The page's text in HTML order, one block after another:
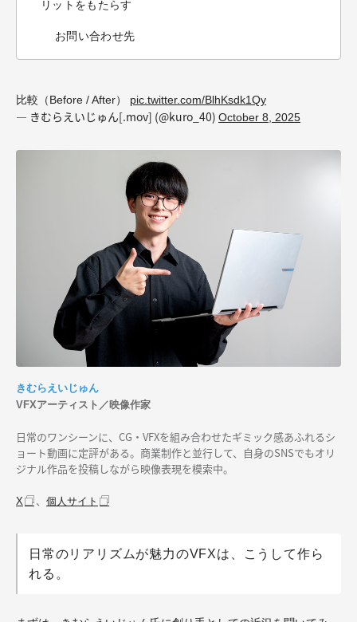
リットをもたらす
お問い合わせ先
比較（Before / After） pic.twitter.com/BlhKsdk1Qy
— きむらえいじゅん[.mov] (@kuro_40) October 8, 2025
きむらえいじゅん
VFXアーティスト／映像作家
日常のワンシーンに、CG・VFXを組み合わせたギミック感あふれるシ
ョート動画に定評がある。商業制作と並行して、自身のSNSでもオリ
ジナル作品を投稿しながら映像表現を模索中。
X 、 個人サイト
日常のリアリズムが魅力のVFXは、こうして作ら
れる。